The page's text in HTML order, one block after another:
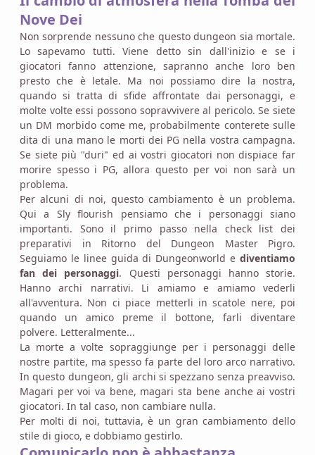
Nove Dei
Non sorprende nessuno che questo dungeon sia mortale.
Lo sapevamo tutti. Viene detto sin dall'inizio e se i
giocatori fanno attenzione, sapranno anche loro ben
presto che è letale. Ma noi possiamo dire la nostra,
quando si tratta di sfide affrontate dai personaggi, e
molte volte essi possono sopravvivere al pericolo. Se siete
un DM morbido come me, probabilmente conterete sulle
dita di una mano le morti dei PG nella vostra campagna.
Se siete più "duri" ed ai vostri giocatori non dispiace far
morire spesso i PG, allora questo per voi non sarà un
problema.
Per alcuni di noi, questo cambiamento è un problema.
Qui a Sly flourish pensiamo che i personaggi siano
importanti. Sono il primo passo nella check list dei
preparativi in Ritorno del Dungeon Master Pigro.
Seguiamo le linee guida di Dungeonworld e diventiamo
fan dei personaggi. Questi personaggi hanno storie.
Hanno archi narrativi. Li amiamo e amiamo vederli
all'avventura. Non ci piace metterli in scatole nere, poi
quando un amico preme il bottone, farli diventare
polvere. Letteralmente...
La morte a volte sopraggiunge per i personaggi delle
nostre partite, ma spesso fa parte del loro arco narrativo.
In questo dungeon, gli archi si spezzano senza preavviso.
Magari per voi va bene, magari sta bene anche ai vostri
giocatori. In tal caso, non cambiare nulla.
Per molti di noi, tuttavia, è un gran cambiamento dello
stile di gioco, e dobbiamo gestirlo.